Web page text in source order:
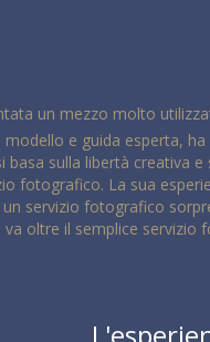
un mezzo molto
e guida esperta,
basa sulla libertà creativa
fotografico. La sua
servizio fotografico
oltre il semplice